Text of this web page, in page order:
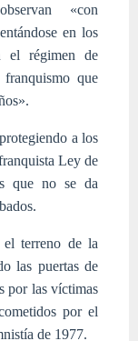
«con
en los
el régimen de
que
a los
Ley de
que no se da
terreno de la
las puertas de
por las víctimas
por el
de 1977.